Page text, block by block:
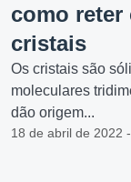
como reter
cristais
Os cristais são
moleculares
dão origem...
18 de abril de 2022